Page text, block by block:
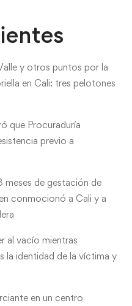
y otros puntos por la
en Cali: tres pelotones
que Procuraduría
previo a
meses de gestación de
conmocionó a Cali y a
al vacío mientras
la identidad de la víctima y
en un centro